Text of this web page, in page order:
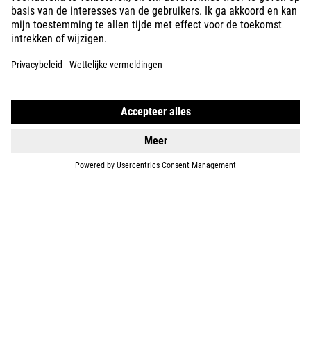
BIKES